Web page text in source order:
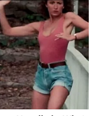
zanemariti stanje
nalazi unutar
jasna: redovno praćenje
samo dijagnostičku
parametri mogu
su ostali nalazi još
za pravovremeno
povišenih nivoa
ranijeg započinjanja